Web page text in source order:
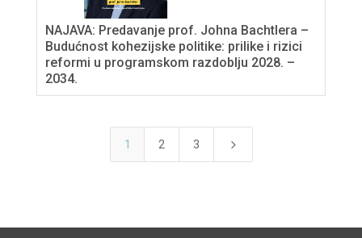
NAJAVA: Predavanje prof. Johna Bachtlera –
Budućnost kohezijske politike: prilike i rizici
reformi u programskom razdoblju 2028. –
2034.
1 2 3 5